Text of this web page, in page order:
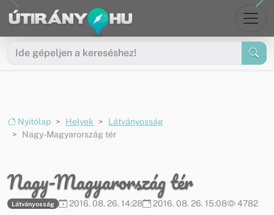
Ugrás a menüre
Ugrás a tartalomra
Nyitólap Helyek
Látványosság
Nagy-Magyarország tér
Nagy-Magyarország tér
Látványosság 2016. 08. 26. 14:28 2016. 08. 26. 15:08 4782